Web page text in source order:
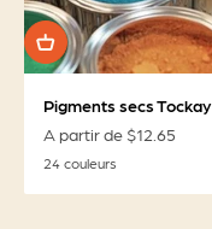
Pigments secs Tockay
Prix de vente
A partir de $12.65
24 couleurs